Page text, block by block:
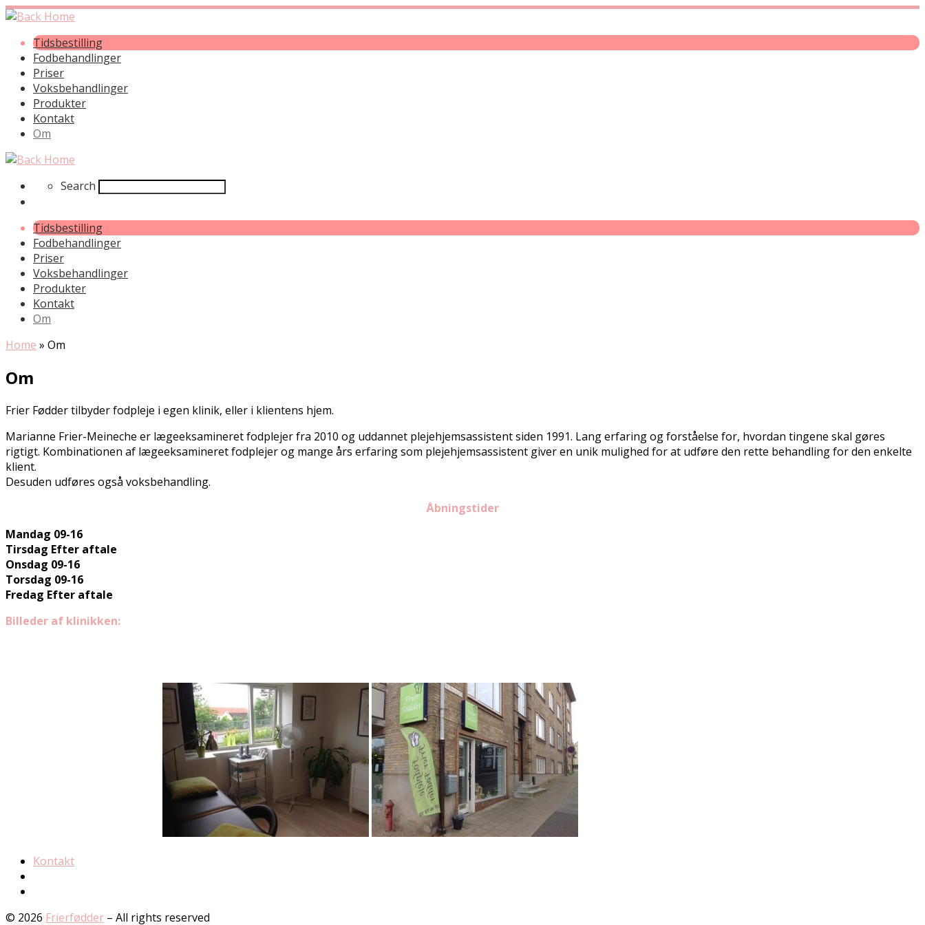
Tidsbestilling
Fodbehandlinger
Priser
Voksbehandlinger
Produkter
Kontakt
Om
SearchSearch
Tidsbestilling
Fodbehandlinger
Priser
Voksbehandlinger
Produkter
Kontakt
Om
Home » Om
Om
Frier Fødder tilbyder fodpleje i egen klinik, eller i klientens hjem.
Marianne Frier-Meineche er lægeeksamineret fodplejer fra 2010 og uddannet plejehjemsassistent siden 1991. Lang erfaring og forståelse for, hvordan tingene skal gøres
rigtigt. Kombinationen af lægeeksamineret fodplejer og mange års erfaring som plejehjemsassistent giver en unik mulighed for at udføre den rette behandling for den enkelte
klient.
Desuden udføres også voksbehandling.
Åbningstider
Mandag 09-16
Tirsdag Efter aftale
Onsdag 09-16
Torsdag 09-16
Fredag Efter aftale
Billeder af klinikken:
Post
navigation
Previous
Kontakt
© 2026 Frierfødder – All rights reserved